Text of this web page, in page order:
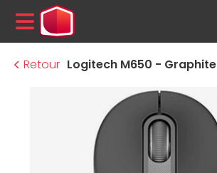
MENU
Retour Logitech M650 - Graphite